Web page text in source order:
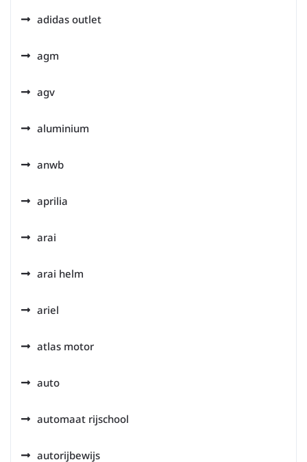
adidas outlet
agm
agv
aluminium
anwb
aprilia
arai
arai helm
ariel
atlas motor
auto
automaat rijschool
autorijbewijs